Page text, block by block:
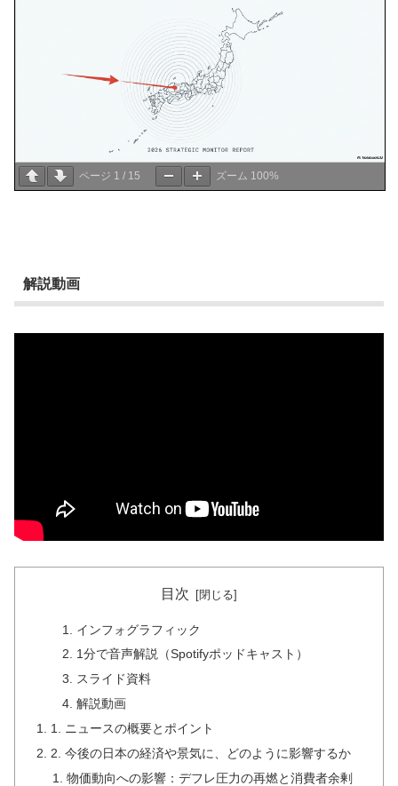
ページ 1 / 15 ズーム 100%
解説動画
目次
インフォグラフィック
1分で音声解説（Spotifyポッドキャスト）
スライド資料
解説動画
1. ニュースの概要とポイント
2. 今後の日本の経済や景気に、どのように影響するか
物価動向への影響：デフレ圧力の再燃と消費者余剰